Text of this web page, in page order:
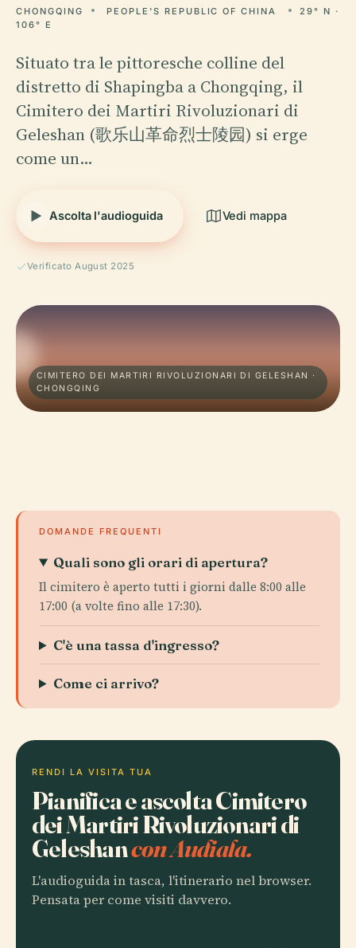
CHONGQING PEOPLE'S REPUBLIC OF CHINA
29° N ·
106° E
Situato tra le pittoresche colline del
distretto di Shapingba a Chongqing, il
Cimitero dei Martiri Rivoluzionari di
Geleshan (歌乐山革命烈士陵园) si erge
come un…
Ascolta l'audioguida Vedi mappa
Verificato August 2025
CIMITERO DEI MARTIRI RIVOLUZIONARI DI GELESHAN ·
CHONGQING
DOMANDE FREQUENTI
Quali sono gli orari di apertura?
Il cimitero è aperto tutti i giorni dalle 8:00 alle
17:00 (a volte fino alle 17:30).
C'è una tassa d'ingresso?
Come ci arrivo?
RENDI LA VISITA TUA
Pianifica e ascolta Cimitero
dei Martiri Rivoluzionari di
Geleshancon Audiala.
L'audioguida in tasca, l'itinerario nel browser.
Pensata per come visiti davvero.